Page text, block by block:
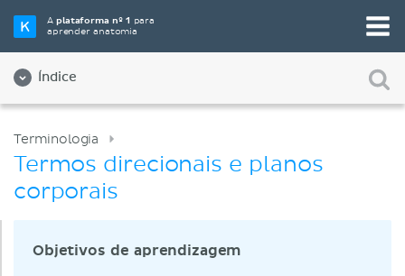
Aplataforma nº 1 para
aprender anatomia
Índice
Terminologia
Termos direcionais e planos
corporais
Objetivos de aprendizagem